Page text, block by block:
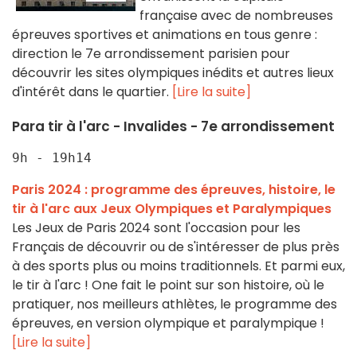
française avec de nombreuses
épreuves sportives et animations en tous genre :
direction le 7e arrondissement parisien pour
découvrir les sites olympiques inédits et autres lieux
d'intérêt dans le quartier. [Lire la suite]
Para tir à l'arc - Invalides - 7e arrondissement
9h - 19h14
Paris 2024 : programme des épreuves, histoire, le
tir à l'arc aux Jeux Olympiques et Paralympiques
Les Jeux de Paris 2024 sont l'occasion pour les
Français de découvrir ou de s'intéresser de plus près
à des sports plus ou moins traditionnels. Et parmi eux,
le tir à l'arc ! One fait le point sur son histoire, où le
pratiquer, nos meilleurs athlètes, le programme des
épreuves, en version olympique et paralympique !
[Lire la suite]